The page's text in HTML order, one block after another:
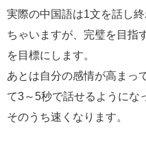
実際の中国語は1文を話し
ちゃいますが、完璧を目指
を目標にします。
あとは自分の感情が高まっ
て3～5秒で話せるようにな
そのうち速くなります。